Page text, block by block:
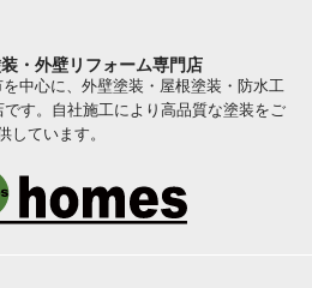
・外壁リフォーム専門店
中心に、外壁塗装・屋根塗装・防水工
す。自社施工により高品質な塗装をご
しています。